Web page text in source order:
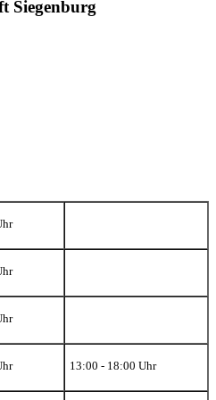
Siegenburg
13:00 - 18:00 Uhr